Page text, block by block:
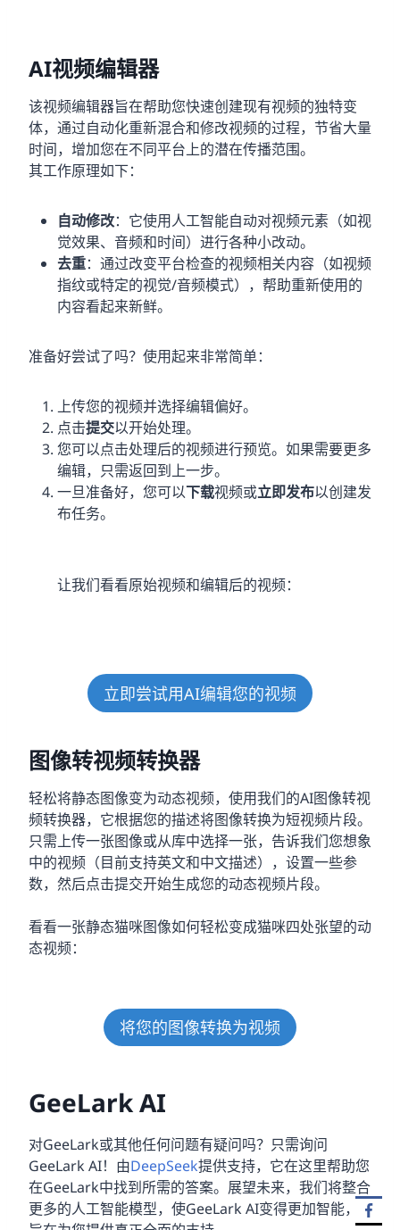
AI视频编辑器
该视频编辑器旨在帮助您快速创建现有视频的独特变
体，通过自动化重新混合和修改视频的过程，节省大量
时间，增加您在不同平台上的潜在传播范围。
其工作原理如下：
自动修改：它使用人工智能自动对视频元素（如视
觉效果、音频和时间）进行各种小改动。
去重：通过改变平台检查的视频相关内容（如视频
指纹或特定的视觉/音频模式），帮助重新使用的
内容看起来新鲜。
准备好尝试了吗？使用起来非常简单：
上传您的视频并选择编辑偏好。
点击提交以开始处理。
您可以点击处理后的视频进行预览。如果需要更多
编辑，只需返回到上一步。
一旦准备好，您可以下载视频或立即发布以创建发
布任务。
让我们看看原始视频和编辑后的视频：
立即尝试用AI编辑您的视频
图像转视频转换器
轻松将静态图像变为动态视频，使用我们的AI图像转视
频转换器，它根据您的描述将图像转换为短视频片段。
只需上传一张图像或从库中选择一张，告诉我们您想象
中的视频（目前支持英文和中文描述），设置一些参
数，然后点击提交开始生成您的动态视频片段。
看看一张静态猫咪图像如何轻松变成猫咪四处张望的动
态视频：
将您的图像转换为视频
GeeLark AI
对GeeLark或其他任何问题有疑问吗？只需询问
GeeLark AI！由DeepSeek提供支持，它在这里帮助您
在GeeLark中找到所需的答案。展望未来，我们将整合
更多的人工智能模型，使GeeLark AI变得更加智能，